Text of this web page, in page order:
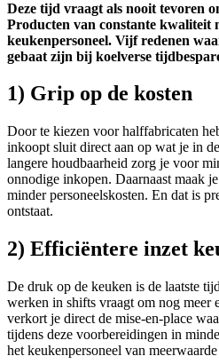
Deze tijd vraagt als nooit tevoren
Producten van constante kwaliteit
keukenpersoneel. Vijf redenen
gebaat zijn bij koelverse
1) Grip op de kosten
Door te kiezen voor halffabricaten
inkoopt sluit direct aan op wat je in
langere houdbaarheid zorg je voor
onnodige inkopen. Daarnaast maak
minder personeelskosten. En dat is
ontstaat.
2) Efficiëntere inzet
De druk op de keuken is de laatste
werken in shifts vraagt om nog meer
verkort je direct de mise-en-place
tijdens deze voorbereidingen in
het keukenpersoneel van